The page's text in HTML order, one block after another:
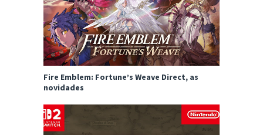
Fire Emblem: Fortune’s Weave Direct, as
novidades